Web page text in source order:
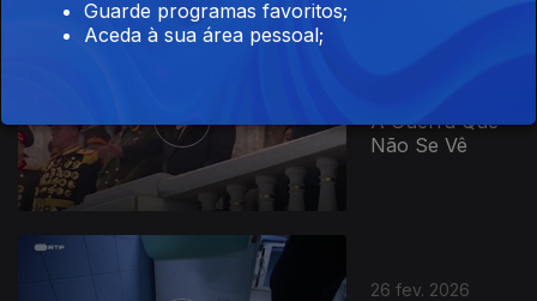
A Guerra Que
Não Se Vê
26 fev. 2026
Guarde programas favoritos;
Aceda à sua área pessoal;